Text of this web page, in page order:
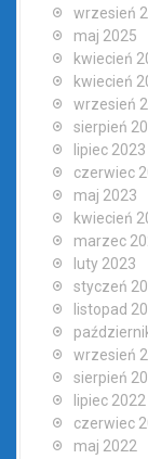
wrzesień
maj 2025
kwiecień
kwiecień
wrzesień
sierpień
lipiec 2023
czerwiec
maj 2023
kwiecień
marzec
luty 2023
styczeń
listopad
wrzesień
sierpień
lipiec 2022
czerwiec
maj 2022